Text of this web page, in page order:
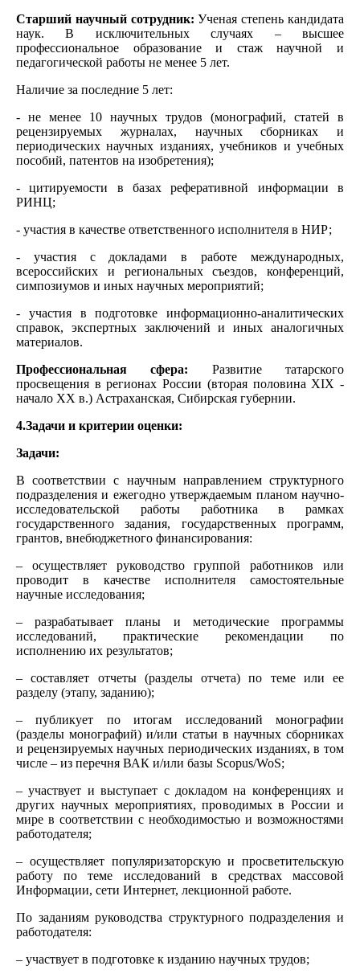
Старший научный сотрудник: Ученая степень кандидата
наук. В исключительных случаях – высшее
профессиональное образование и стаж научной и
педагогической работы не менее 5 лет.
Наличие за последние 5 лет:
- не менее 10 научных трудов (монографий, статей в
рецензируемых журналах, научных сборниках и
периодических научных изданиях, учебников и учебных
пособий, патентов на изобретения);
- цитируемости в базах реферативной информации в
РИНЦ;
- участия в качестве ответственного исполнителя в НИР;
- участия с докладами в работе международных,
всероссийских и региональных съездов, конференций,
симпозиумов и иных научных мероприятий;
- участия в подготовке информационно-аналитических
справок, экспертных заключений и иных аналогичных
материалов.
Профессиональная сфера: Развитие татарского
просвещения в регионах России (вторая половина XIX -
начало ХХ в.) Астраханская, Сибирская губернии.
4.Задачи и критерии оценки:
Задачи:
В соответствии с научным направлением структурного
подразделения и ежегодно утверждаемым планом научно-
исследовательской работы работника в рамках
государственного задания, государственных программ,
грантов, внебюджетного финансирования:
– осуществляет руководство группой работников или
проводит в качестве исполнителя самостоятельные
научные исследования;
– разрабатывает планы и методические программы
исследований, практические рекомендации по
исполнению их результатов;
– составляет отчеты (разделы отчета) по теме или ее
разделу (этапу, заданию);
– публикует по итогам исследований монографии
(разделы монографий) и/или статьи в научных сборниках
и рецензируемых научных периодических изданиях, в том
числе – из перечня ВАК и/или базы Scopus/WoS;
– участвует и выступает с докладом на конференциях и
других научных мероприятиях, проводимых в России и
мире в соответствии с необходимостью и возможностями
работодателя;
– осуществляет популяризаторскую и просветительскую
работу по теме исследований в средствах массовой
Информации, сети Интернет, лекционной работе.
По заданиям руководства структурного подразделения и
работодателя:
– участвует в подготовке к изданию научных трудов;